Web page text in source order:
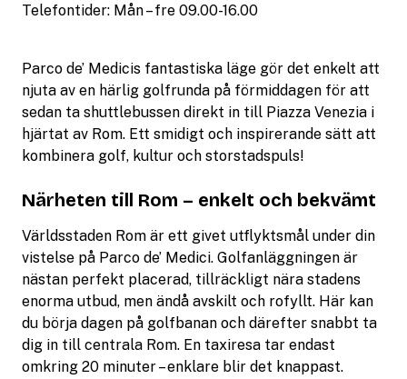
Parco de’ Medicis fantastiska läge gör det enkelt att
njuta av en härlig golfrunda på förmiddagen för att
sedan ta shuttlebussen direkt in till Piazza Venezia i
hjärtat av Rom. Ett smidigt och inspirerande sätt att
kombinera golf, kultur och storstadspuls!
Närheten till Rom – enkelt och bekvämt
Världsstaden Rom är ett givet utflyktsmål under din
vistelse på Parco de’ Medici. Golfanläggningen är
nästan perfekt placerad, tillräckligt nära stadens
enorma utbud, men ändå avskilt och rofyllt. Här kan
du börja dagen på golfbanan och därefter snabbt ta
dig in till centrala Rom. En taxiresa tar endast
omkring 20 minuter – enklare blir det knappast.
Telefontider: Mån – fre 09.00-16.00